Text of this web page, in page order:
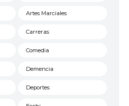
Artes Marciales
Carreras
Comedia
Demencia
Deportes